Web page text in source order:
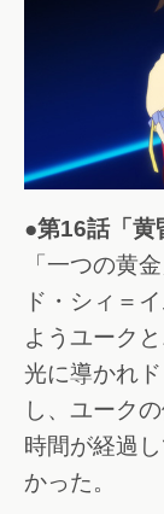
●第16話「黄
「一つの黄
ド・シィ＝
ようユーク
光に導かれ
し、ユーク
時間が経過
かった。